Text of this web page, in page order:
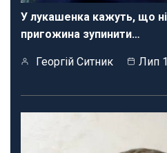
У лукашенка кажуть, що
пригожина зупинити…
Георгій Ситник Лип